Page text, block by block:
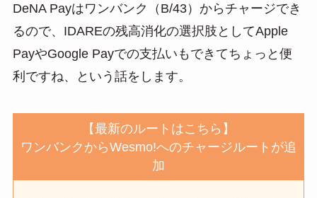
e
n
a
e
ail
DeNA Payはワンバンク（B/43）からチャージでき
るので、IDAREの残高消化の選択肢としてApple
PayやGoogle Payでの支払いもできてちょっと便
利ですね、という話をします。
【最新のルートはこちら】
ワンバンクからWesmo!へのチャージルートが追
加